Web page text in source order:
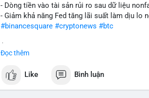
- Dòng tiền vào tài sản rủi ro sau dữ liệu
- Giảm khả năng Fed tăng lãi suất làm dịu lo
#binancesquare #cryptonews #btc
📰 Nguồn: Cointelegraph
Đọc thêm
Like Bình luận